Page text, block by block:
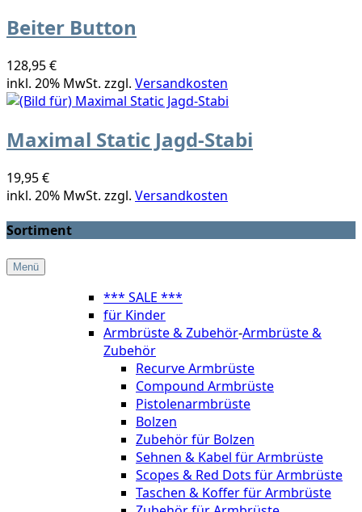
Beiter Button
128,95 €
inkl. 20% MwSt. zzgl. Versandkosten
Maximal Static Jagd-Stabi
19,95 €
inkl. 20% MwSt. zzgl. Versandkosten
Sortiment
Menü
*** SALE ***
für Kinder
Armbrüste & Zubehör-Armbrüste &
Zubehör
Recurve Armbrüste
Compound Armbrüste
Pistolenarmbrüste
Bolzen
Zubehör für Bolzen
Sehnen & Kabel für Armbrüste
Scopes & Red Dots für Armbrüste
Taschen & Koffer für Armbrüste